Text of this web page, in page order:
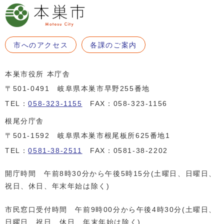
市へのアクセス 各課のご案内
本巣市役所 本庁舎
〒501-0491 岐阜県本巣市早野255番地
TEL：058-323-1155 FAX：058-323-1156
根尾分庁舎
〒501-1592 岐阜県本巣市根尾板所625番地1
TEL：0581-38-2511 FAX：0581-38-2202
開庁時間 午前8時30分から午後5時15分(土曜日、日曜日、
祝日、休日、年末年始は除く)
市民窓口受付時間 午前9時00分から午後4時30分(土曜日、
日曜日、祝日、休日、年末年始は除く)